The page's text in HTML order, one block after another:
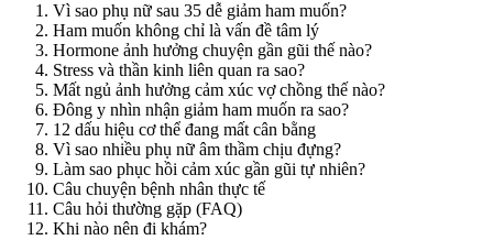
Vì sao phụ nữ sau 35 dễ giảm ham muốn?
Ham muốn không chỉ là vấn đề tâm lý
Hormone ảnh hưởng chuyện gần gũi thế nào?
Stress và thần kinh liên quan ra sao?
Mất ngủ ảnh hưởng cảm xúc vợ chồng thế nào?
Đông y nhìn nhận giảm ham muốn ra sao?
12 dấu hiệu cơ thể đang mất cân bằng
Vì sao nhiều phụ nữ âm thầm chịu đựng?
Làm sao phục hồi cảm xúc gần gũi tự nhiên?
Câu chuyện bệnh nhân thực tế
Câu hỏi thường gặp (FAQ)
Khi nào nên đi khám?